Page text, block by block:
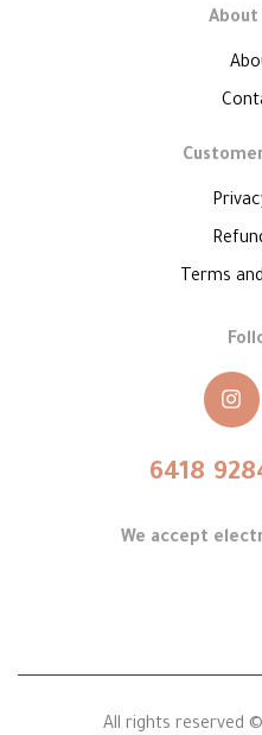
About
Terms
We accept
All rights reserved